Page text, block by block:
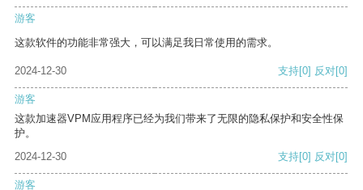
游客
这款软件的功能非常强大，可以满足我日常使用的需求。
2024-12-30 支持[0] 反对[0]
游客
这款加速器VPM应用程序已经为我们带来了无限的隐私保护和安全性保
护。
2024-12-30
支持[0] 反对[0]
游客